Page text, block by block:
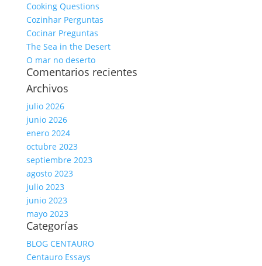
Cooking Questions
Cozinhar Perguntas
Cocinar Preguntas
The Sea in the Desert
O mar no deserto
Comentarios recientes
Archivos
julio 2026
junio 2026
enero 2024
octubre 2023
septiembre 2023
agosto 2023
julio 2023
junio 2023
mayo 2023
Categorías
BLOG CENTAURO
Centauro Essays